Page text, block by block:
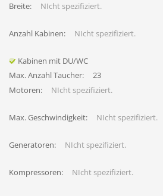
Breite: NIcht spezifiziert.
Anzahl Kabinen: NIcht spezifiziert.
Kabinen mit DU/WC
Max. Anzahl Taucher:
23
Motoren:
NIcht spezifiziert.
Max. Geschwindigkeit: NIcht spezifiziert.
Generatoren: NIcht spezifiziert.
Kompressoren: NIcht spezifiziert.